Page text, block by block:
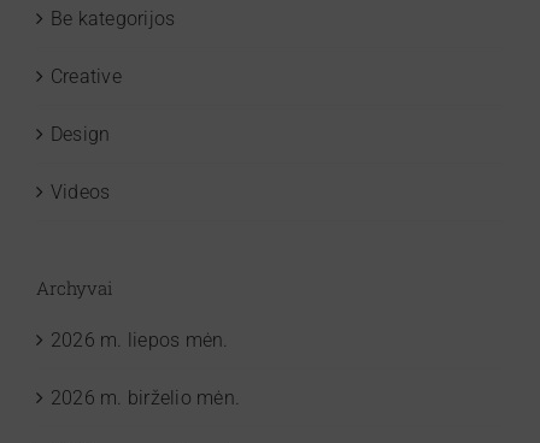
Be kategorijos
Creative
Design
Videos
Archyvai
2026 m. liepos mėn.
2026 m. birželio mėn.